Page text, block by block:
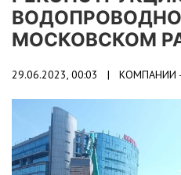
МОСКОВСКОМ
29.06.2023, 00:03 | КОМПАНИИ